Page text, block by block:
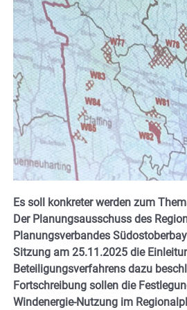
Es soll konkreter werden zum
Der Planungsausschuss des
Planungsverbandes
Sitzung am 25.11.2025 die
Beteiligungsverfahrens dazu
Fortschreibung sollen die
Windenergie-Nutzung im